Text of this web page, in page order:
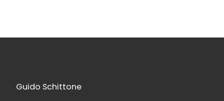
Guido Schittone